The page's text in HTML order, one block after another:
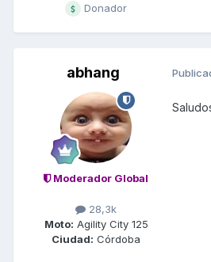
Donador
abhang
Moderador Global
28,3k
Moto: Agility City 125
Ciudad: Córdoba